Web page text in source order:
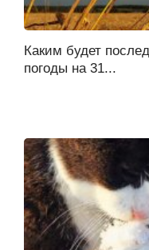
Каким будет
погоды на 31...